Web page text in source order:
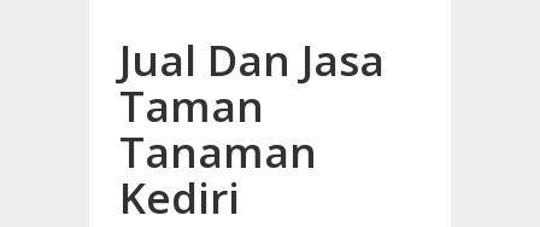
Jual Dan Jasa
Taman
Tanaman
Kediri